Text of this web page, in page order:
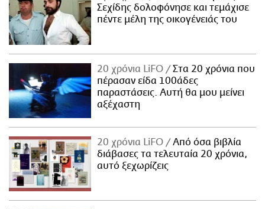
Σεχίδης δολοφόνησε και τεμάχισε
πέντε μέλη της οικογένειάς του
20 χρόνια LiFO
Στα 20 χρόνια που
πέρασαν είδα 100άδες
παραστάσεις. Αυτή θα μου μείνει
αξέχαστη
20 χρόνια LiFO
Από όσα βιβλία
διάβασες τα τελευταία 20 χρόνια,
αυτό ξεχωρίζεις